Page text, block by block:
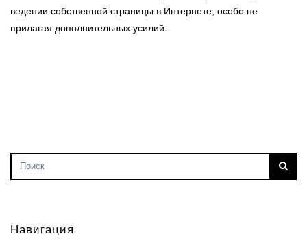
ведении собственной страницы в Интернете, особо не
прилагая дополнительных усилий.
Навигация